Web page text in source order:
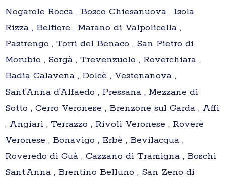
Nogarole Rocca , Bosco Chiesanuova , Isola
Rizza , Belfiore , Marano di Valpolicella ,
Pastrengo , Torri del Benaco , San Pietro di
Morubio , Sorgà , Trevenzuolo , Roverchiara ,
Badia Calavena , Dolcè , Vestenanova ,
Sant’Anna d’Alfaedo , Pressana , Mezzane di
Sotto , Cerro Veronese , Brenzone sul Garda , Affi
, Angiari , Terrazzo , Rivoli Veronese , Roverè
Veronese , Bonavigo , Erbè , Bevilacqua ,
Roveredo di Guà , Cazzano di Tramigna , Boschi
Sant’Anna , Brentino Belluno , San Zeno di